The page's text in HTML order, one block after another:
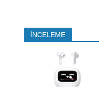
İNCELEME